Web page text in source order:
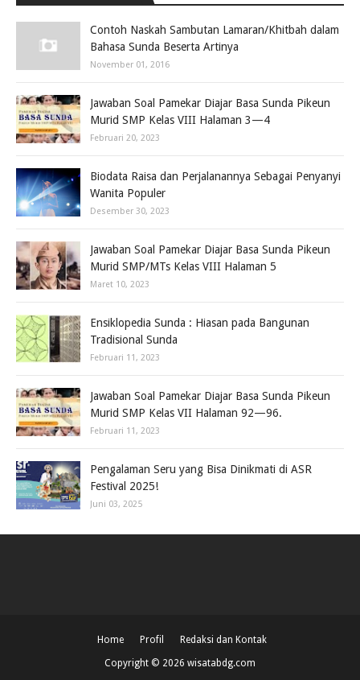
Contoh Naskah Sambutan Lamaran/Khitbah dalam
Bahasa Sunda Beserta Artinya
November 01, 2016
Jawaban Soal Pamekar Diajar Basa Sunda Pikeun
Murid SMP Kelas VIII Halaman 3—4
Februari 20, 2023
Biodata Raisa dan Perjalanannya Sebagai Penyanyi
Wanita Populer
Desember 30, 2023
Jawaban Soal Pamekar Diajar Basa Sunda Pikeun
Murid SMP/MTs Kelas VIII Halaman 5
Maret 10, 2023
Ensiklopedia Sunda : Hiasan pada Bangunan
Tradisional Sunda
Februari 11, 2023
Jawaban Soal Pamekar Diajar Basa Sunda Pikeun
Murid SMP Kelas VII Halaman 92—96.
Februari 11, 2023
Pengalaman Seru yang Bisa Dinikmati di ASR
Festival 2025!
Juni 03, 2025
Home Profil Redaksi dan Kontak
Copyright © 2026 wisatabdg.com